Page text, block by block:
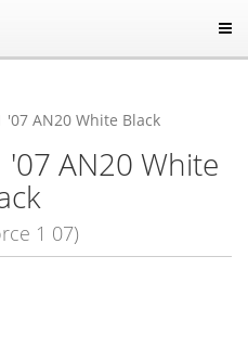
'07 AN20 White Black
'07 AN20 White
1 07)